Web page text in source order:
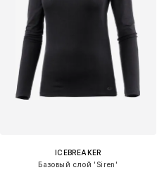
ICEBREAKER
Базовый слой 'Siren'